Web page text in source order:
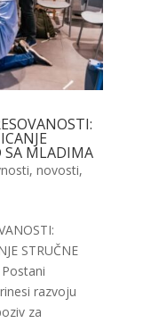
SA MLADIMA
, novosti,
STRUČNE
Postani
razvoju
za